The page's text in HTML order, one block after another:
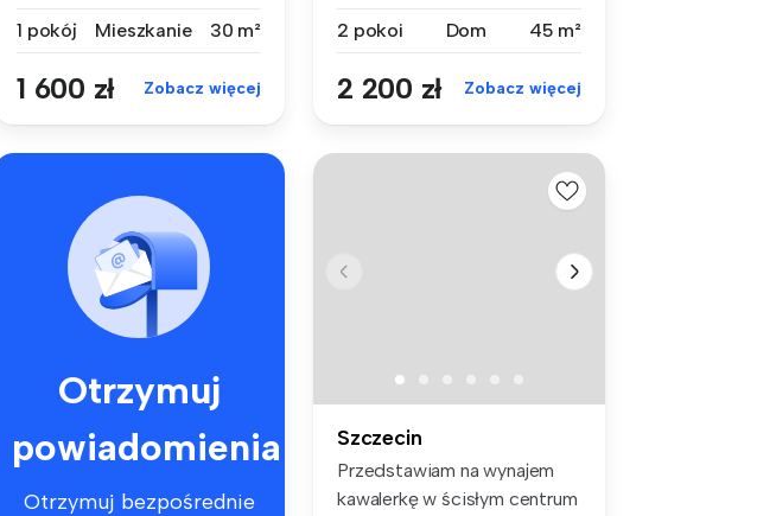
1 pokój
Mieszkanie 30 m²
1 600 zł Zobacz więcej
2 pokoi
Dom 45 m²
2 200 zł Zobacz więcej
Otrzymuj
powiadomienia
Otrzymuj bezpośrednie
Szczecin
Przedstawiam na wynajem
kawalerkę w ścisłym centrum